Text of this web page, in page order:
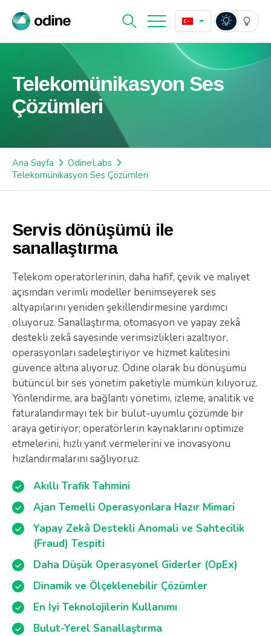
Telekomünikasyon Ses
Çözümleri
Ana Sayfa
OdineLabs
Telekomünikasyon Ses Çözümleri
Servis dönüşümü ile
sanallaştırma
Telekom operatörlerinin, daha hafif, çevik ve maliyet
açısından verimli modeller benimseyerek ses
altyapılarını yeniden şekillendirmesine yardımcı
oluyoruz. Sanallaştırma, otomasyon ve yapay zekâ
destekli zekâ sayesinde verimsizlikleri azaltıyor,
operasyonları sadeleştiriyor ve hizmet kalitesini
güvence altına alıyoruz. Odine olarak bu dönüşümü
bütüncül bir ses yönetim paketiyle mümkün kılıyoruz.
Yönlendirme, ara bağlantı yönetimi, izleme, analitik ve
faturalandırmayı tek bir bulut-uyumlu çözümde bir
araya getiriyor; operatörlerin kaynaklarını optimize
etmelerini, hızlı yanıt vermelerini ve inovasyonu
hızlandırmalarını sağlıyoruz.
Akıllı Trafik Tahmini
Ajan Temelli Operasyonlara Hazır Mimari
Yapay Zekâ Destekli Anomali ve Sahtecilik
(Fraud) Tespiti
Daha Düşük Operasyonel Giderler (OpEx)
Dinamik ve Ölçeklenebilir Çözümler
En İyi Teknolojilerin Kullanımı
Bulut-Yerel Sanallaştırma